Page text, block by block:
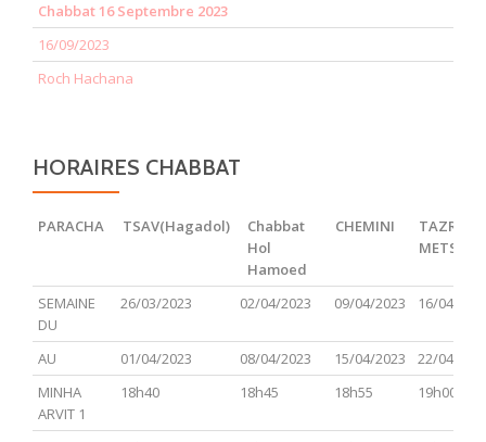
Chabbat 16 Septembre 2023
16/09/2023
Roch Hachana
HORAIRES CHABBAT
PARACHA TSAV(Hagadol)
Chabbat
Hol
Hamoed
CHEMINI
TAZRIA
PARACHA TSAV(Hagadol)
Chabbat
Hamoed
CHEMINI
TAZRIA
SEMAINE
DU
26/03/2023 02/04/2023 09/04/2023 16/04/
AU 01/04/2023 08/04/2023 15/04/2023
22/04/
MINHA
ARVIT 1
18h40 18h45 18h55 19h00